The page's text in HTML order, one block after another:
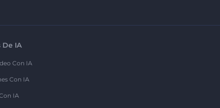
IA
Con IA
Con IA
IA